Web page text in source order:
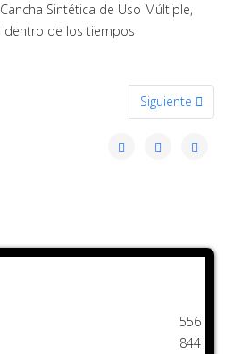
Sintética de Uso Múltiple,
dentro de los tiempos
LA CONSTRUCCIÓN DEL CENTRO DE
Artículo
Siguiente
556
844